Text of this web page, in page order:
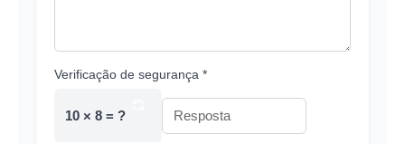
Verificação de segurança *
10 × 8 = ?